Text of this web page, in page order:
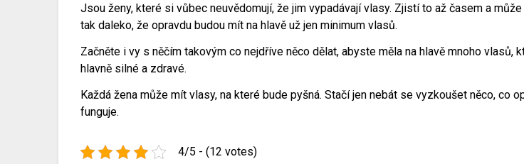
Jsou ženy, které si vůbec neuvědomují, že jim vypadávají vlasy. Zjistí to až časem a
tak daleko, že opravdu budou mít na hlavě už jen minimum vlasů.
Začněte i vy s něčím takovým co nejdříve něco dělat, abyste měla na hlavě mnoho vlasů,
hlavně silné a zdravé.
Každá žena může mít vlasy, na které bude pyšná. Stačí jen nebát se vyzkoušet něco, co
funguje.
4/5 - (12 votes)